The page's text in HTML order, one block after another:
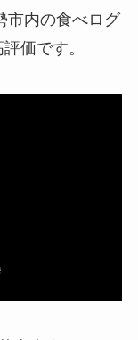
市内の食べログ
価です。